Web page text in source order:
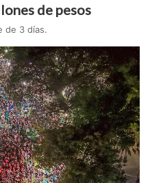
de pesos
de 3 días.